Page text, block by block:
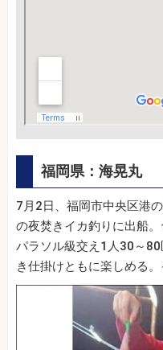
福岡県：海晃丸
7月2日、福岡市中央区港
の夜焚きイカ釣りに出船
パラソル級交え1人30～
き仕掛けともに楽しめる